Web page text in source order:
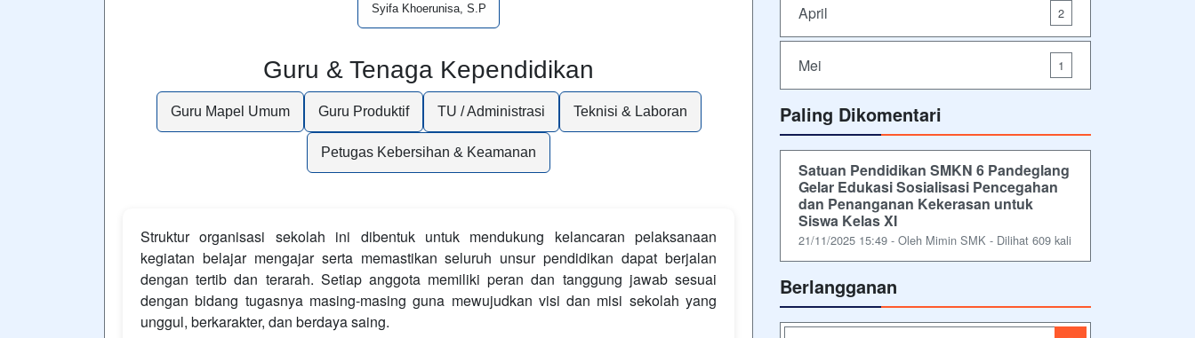
Syifa Khoerunisa, S.P
Guru & Tenaga Kependidikan
Guru Mapel Umum Guru Produktif TU / Administrasi Teknisi & Laboran
Petugas Kebersihan & Keamanan
Struktur organisasi sekolah ini dibentuk untuk mendukung kelancaran pelaksanaan
kegiatan belajar mengajar serta memastikan seluruh unsur pendidikan dapat berjalan
dengan tertib dan terarah. Setiap anggota memiliki peran dan tanggung jawab sesuai
dengan bidang tugasnya masing-masing guna mewujudkan visi dan misi sekolah yang
unggul, berkarakter, dan berdaya saing.
April 2
Mei 1
Paling Dikomentari
Satuan Pendidikan SMKN 6 Pandeglang
Gelar Edukasi Sosialisasi Pencegahan
dan Penanganan Kekerasan untuk
Siswa Kelas XI
21/11/2025 15:49 - Oleh Mimin SMK - Dilihat 609 kali
Berlangganan